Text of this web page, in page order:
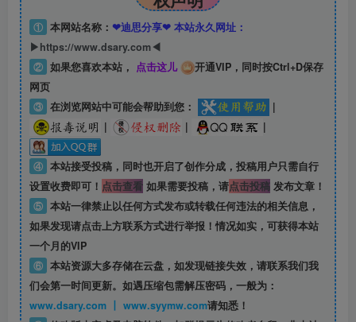
① 本网站名称： ❤迪思分享❤ 本站永久网址：
▶https://www.dsary.com◀
② 如果您喜欢本站， 点击这儿
开通VIP，同时按Ctrl+D保存
网页
③ 在浏览网站中可能会帮助到您：
|
|
| |
④ 本站接受投稿，同时也开启了创作分成，投稿用户只需自行
设置收费即可！ 点击查看如果需要投稿，请点击投稿发布文章！
⑤ 本站一律禁止以任何方式发布或转载任何违法的相关信息，
如果发现请点击上方联系方式进行举报！情况如实，可获得本站
一个月的VIP
⑥ 本站资源大多存储在云盘，如发现链接失效，请联系我们我
们会第一时间更新。如遇压缩包需解压密码，一般为：
www.dsary.com 丨 www.syymw.com请知悉！